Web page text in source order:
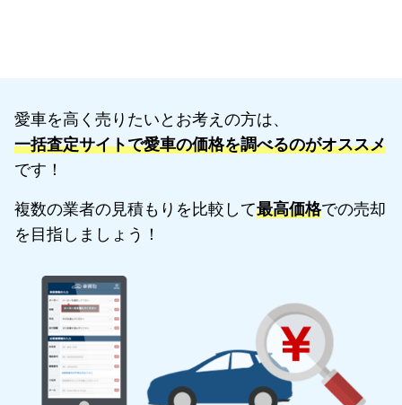
愛車を高く売りたいとお考えの方は、
一括査定サイトで愛車の価格を調べるのがオススメ
です！
複数の業者の見積もりを比較して最高価格での売却
を目指しましょう！